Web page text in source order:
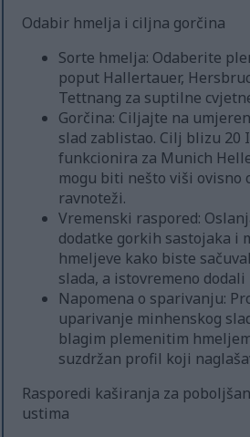
Odabir hmelja i ciljna gorčina
Sorte hmelja: Odaberite
poput Hallertauer,
Tettnang za suptilne
Gorčina: Ciljajte na
slad zablistao. Cilj blizu 20
funkcionira za Munich
mogu biti nešto viši ovisno
ravnoteži.
Vremenski raspored:
dodatke gorkih sastojaka i
hmeljeve kako biste
slada, a istovremeno
Napomena o sparivanju:
uparivanje minhenskog
blagim plemenitim
suzdržan profil koji
Rasporedi kaširanja za
ustima